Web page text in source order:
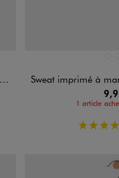
Sweat imprimé à
1 article
5/5